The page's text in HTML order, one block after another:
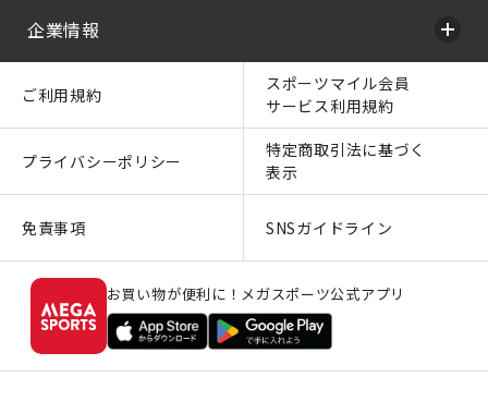
企業情報
ご利用規約
スポーツマイル会員
サービス利用規約
プライバシーポリシー
特定商取引法に基づく
表示
免責事項 SNSガイドライン
お買い物が便利に！メガスポーツ公式アプリ